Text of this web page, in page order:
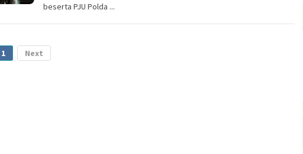
beserta PJU Polda ...
1 Next